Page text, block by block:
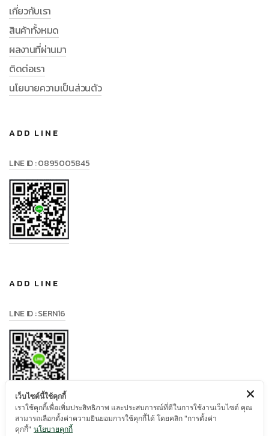
เกี่ยวกับเรา
สินค้าทั้งหมด
ผลงานที่ผ่านมา
ติดต่อเรา
นโยบายความเป็นส่วนตัว
ADD LINE
LINE ID : 0895005845
ADD LINE
LINE ID : SERN16
เว็บไซต์นี้ใช้คุกกี้
เราใช้คุกกี้เพื่อเพิ่มประสิทธิภาพ และประสบการณ์ที่ดีในการใช้งานเว็บไซต์ คุณ
สามารถเลือกตั้งค่าความยินยอมการใช้คุกกี้ได้ โดยคลิก "การตั้งค่า
คุกกี้" นโยบายคุกกี้